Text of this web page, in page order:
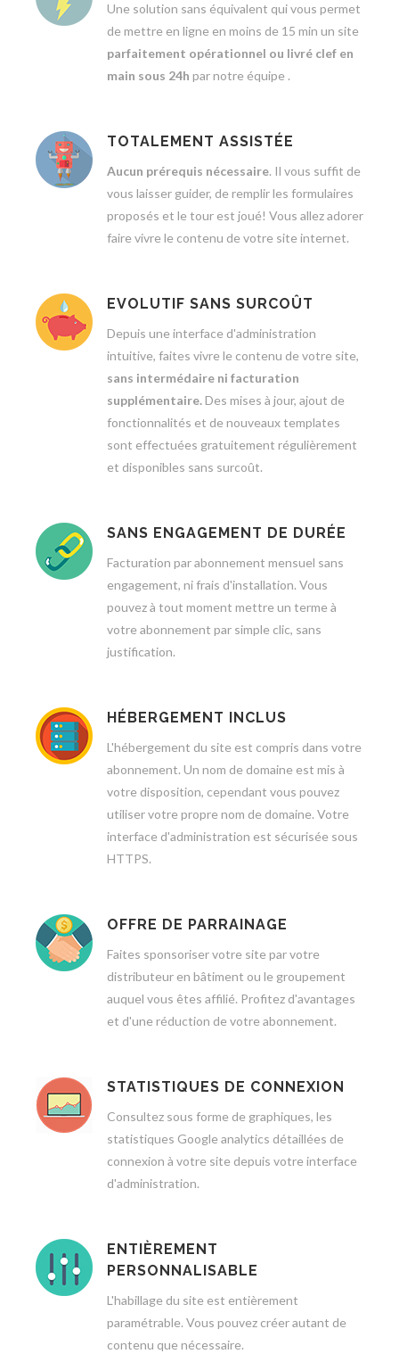
Une solution sans équivalent qui vous permet
de mettre en ligne en moins de 15 min un site
parfaitement opérationnel ou livré clef en
main sous 24h par notre équipe .
TOTALEMENT ASSISTÉE
Aucun prérequis nécessaire. Il vous suffit de
vous laisser guider, de remplir les formulaires
proposés et le tour est joué! Vous allez adorer
faire vivre le contenu de votre site internet.
EVOLUTIF SANS SURCOÛT
Depuis une interface d'administration
intuitive, faites vivre le contenu de votre site,
sans intermédaire ni facturation
supplémentaire.Des mises à jour, ajout de
fonctionnalités et de nouveaux templates
sont effectuées gratuitement régulièrement
et disponibles sans surcoût.
SANS ENGAGEMENT DE DURÉE
Facturation par abonnement mensuel sans
engagement, ni frais d'installation. Vous
pouvez à tout moment mettre un terme à
votre abonnement par simple clic, sans
justification.
HÉBERGEMENT INCLUS
L'hébergement du site est compris dans votre
abonnement. Un nom de domaine est mis à
votre disposition, cependant vous pouvez
utiliser votre propre nom de domaine. Votre
interface d'administration est sécurisée sous
HTTPS.
OFFRE DE PARRAINAGE
Faites sponsoriser votre site par votre
distributeur en bâtiment ou le groupement
auquel vous êtes affilié. Profitez d'avantages
et d'une réduction de votre abonnement.
STATISTIQUES DE CONNEXION
Consultez sous forme de graphiques, les
statistiques Google analytics détaillées de
connexion à votre site depuis votre interface
d'administration.
ENTIÈREMENT
PERSONNALISABLE
L'habillage du site est entièrement
paramétrable. Vous pouvez créer autant de
contenu que nécessaire.